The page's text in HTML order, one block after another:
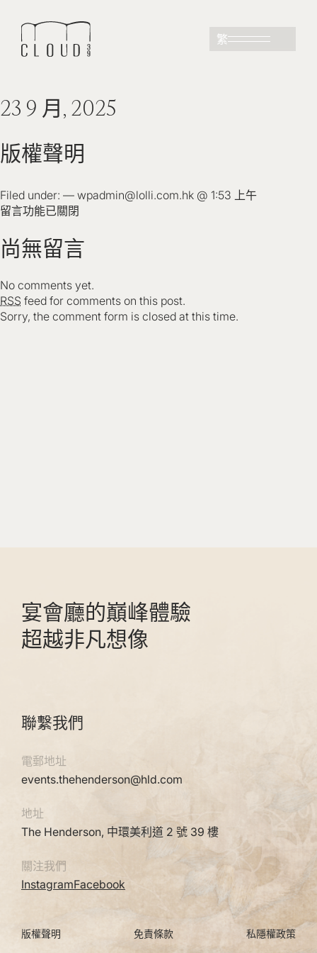
繁
23 9 月, 2025
版權聲明
Filed under: — wpadmin@lolli.com.hk @ 1:53 上午
留言功能已關閉
尚無留言
No comments yet.
RSS feed for comments on this post.
Sorry, the comment form is closed at this time.
宴會廳的巔峰體驗
超越非凡想像
聯繫我們
電郵地址
events.thehenderson@hld.com
地址
The Henderson, 中環美利道 2 號 39 樓
關注我們
InstagramFacebook
版權聲明 免責條款 私隱權政策